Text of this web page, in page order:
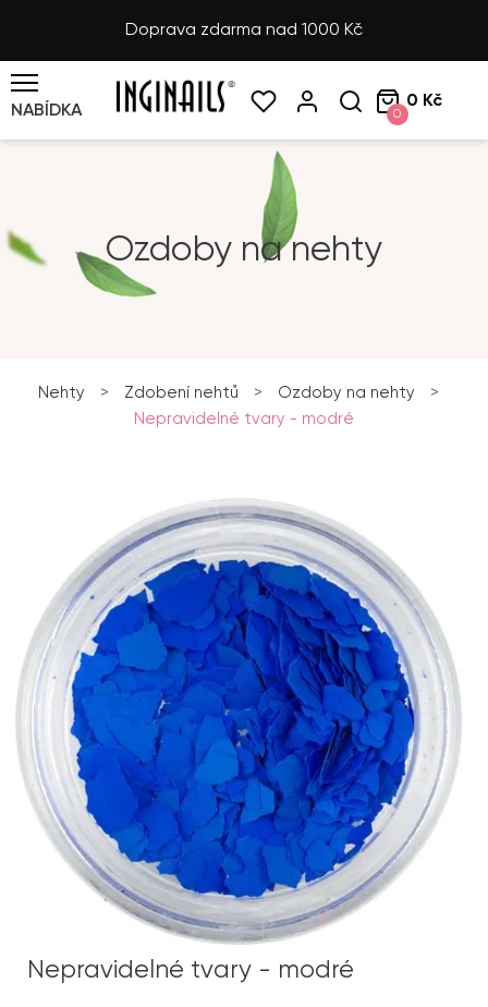
Doprava zdarma nad 1000 Kč
NABÍDKA 0
0 Kč
Ozdoby na nehty
Nehty > Zdobení nehtů > Ozdoby na nehty
>
Nepravidelné tvary - modré
Nepravidelné tvary - modré